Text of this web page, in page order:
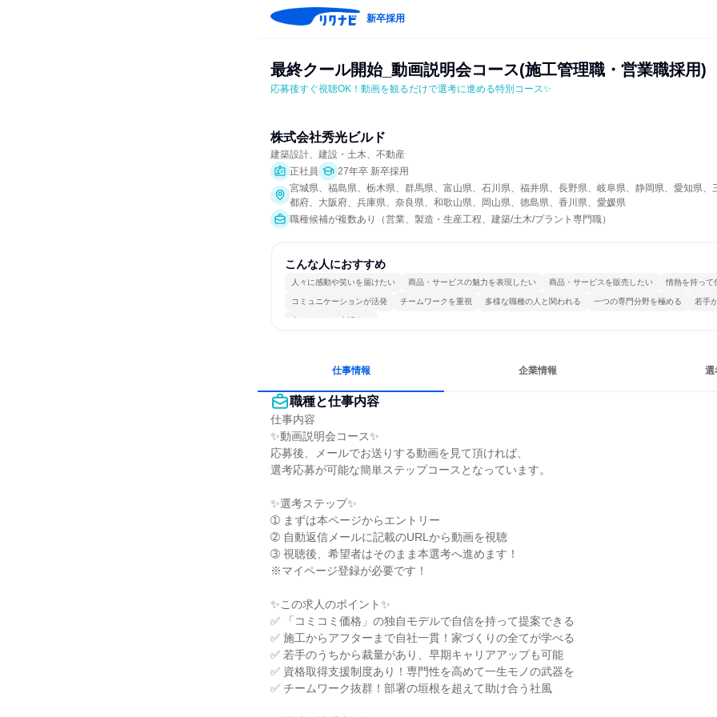
新卒採用
最終クール開始_動画説明会コース(施工管理職・営業職採用)
応募後すぐ視聴OK！動画を観るだけで選考に進める特別コース✨
株式会社秀光ビルド
建築設計、建設・土木、不動産
正社員
27年卒 新卒採用
宮城県、福島県、栃木県、群馬県、富山県、石川県、福井県、長野県、岐阜県、静岡県、愛知県、
都府、大阪府、兵庫県、奈良県、和歌山県、岡山県、徳島県、香川県、愛媛県
職種候補が複数あり（営業、製造・生産工程、建築/土木/プラント専門職）
こんな人におすすめ
人々に感動や笑いを届けたい 商品・サービスの魅力を表現したい 商品・サービスを販売したい 情熱を持って
コミュニケーションが活発 チームワークを重視 多様な職種の人と関われる 一つの専門分野を極める 若手
人とたくさん会話する
仕事情報 企業情報 選
職種と仕事内容
仕事内容
✨動画説明会コース✨
応募後、メールでお送りする動画を見て頂ければ、
選考応募が可能な簡単ステップコースとなっています。
✨選考ステップ✨
➀ まずは本ページからエントリー
➁ 自動返信メールに記載のURLから動画を視聴
➂ 視聴後、希望者はそのまま本選考へ進めます！
※マイページ登録が必要です！
✨この求人のポイント✨
✅ 「コミコミ価格」の独自モデルで自信を持って提案できる
✅ 施工からアフターまで自社一貫！家づくりの全てが学べる
✅ 若手のうちから裁量があり、早期キャリアアップも可能
✅ 資格取得支援制度あり！専門性を高めて一生モノの武器を
✅ チームワーク抜群！部署の垣根を超えて助け合う社風